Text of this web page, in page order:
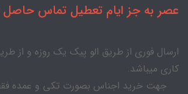
عصر به جز ایام تعطیل تماس حاصل
کاری میباشد.
جهت خرید اجناس بصورت تکی و عمده